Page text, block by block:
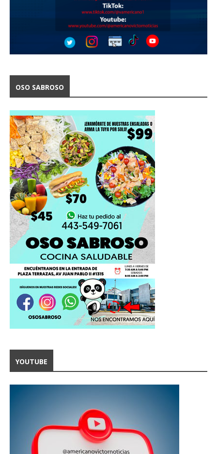
OSO SABROSO
YOUTUBE